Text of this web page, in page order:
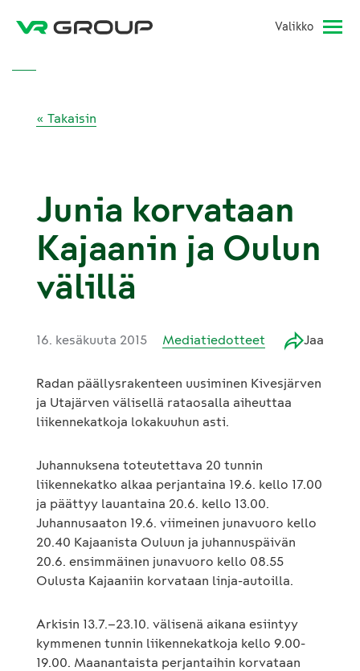
Valikko
« Takaisin
Junia korvataan
Kajaanin ja Oulun
välillä
16. kesäkuuta 2015 Mediatiedotteet Jaa
Radan päällysrakenteen uusiminen Kivesjärven
ja Utajärven välisellä rataosalla aiheuttaa
liikennekatkoja lokakuuhun asti.
Juhannuksena toteutettava 20 tunnin
liikennekatko alkaa perjantaina 19.6. kello 17.00
ja päättyy lauantaina 20.6. kello 13.00.
Juhannusaaton 19.6. viimeinen junavuoro kello
20.40 Kajaanista Ouluun ja juhannuspäivän
20.6. ensimmäinen junavuoro kello 08.55
Oulusta Kajaaniin korvataan linja-autoilla.
Arkisin 13.7.–23.10. välisenä aikana esiintyy
kymmenen tunnin liikennekatkoja kello 9.00-
19.00. Maanantaista perjantaihin korvataan